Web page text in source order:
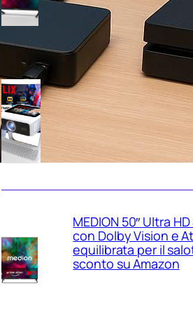
Mini proiettore smart
WiFi 6 e
compatto perfetto
cinema in ogni
MEDION 50″ Ultra
con Dolby Vision e
equilibrata per il
sconto su Amazon